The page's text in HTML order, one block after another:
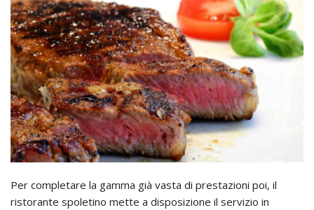
Per completare la gamma già vasta di prestazioni poi, il
ristorante spoletino mette a disposizione il servizio in